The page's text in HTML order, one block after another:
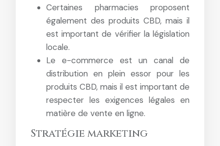
Certaines pharmacies proposent
également des produits CBD, mais il
est important de vérifier la législation
locale.
Le e-commerce est un canal de
distribution en plein essor pour les
produits CBD, mais il est important de
respecter les exigences légales en
matière de vente en ligne.
Stratégie marketing